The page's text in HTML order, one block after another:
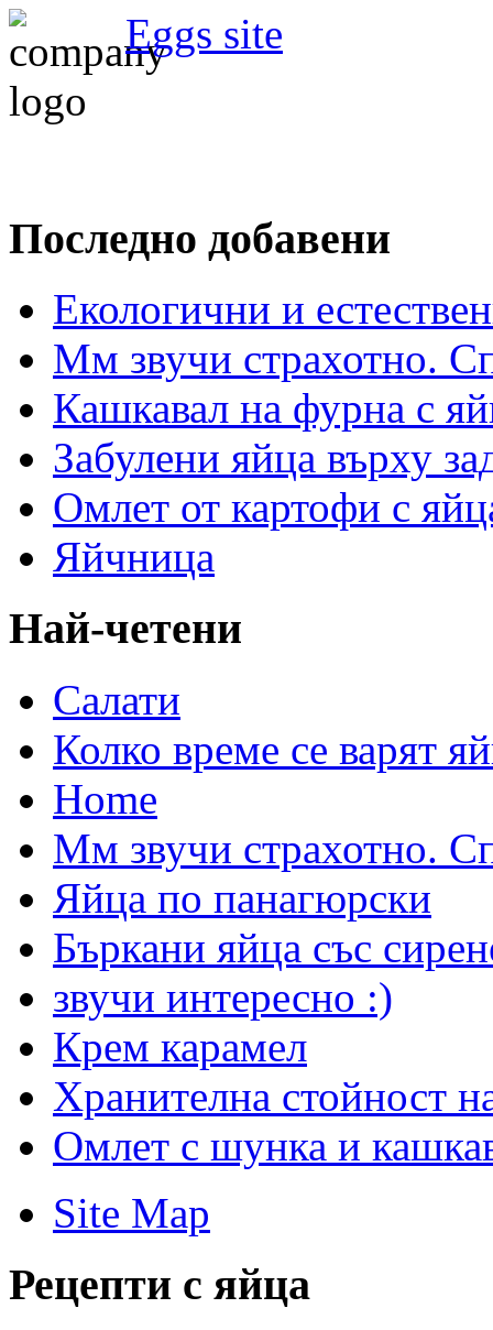
Eggs site
Последно добавени
Екологични и
Мм звучи страхотно.
Кашкавал на фурна с
Забулени яйца върху
Омлет от картофи с
Яйчница
Най-четени
Салати
Колко време се варят
Home
Мм звучи страхотно.
Яйца по панагюрски
Бъркани яйца със
звучи интересно :)
Крем карамел
Хранителна стойност
Омлет с шунка и
Site Map
Рецепти с яйца